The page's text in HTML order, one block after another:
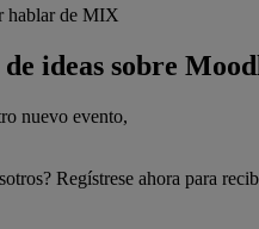
hablar de MIX
ideas sobre
nuevo evento,
Regístrese ahora para